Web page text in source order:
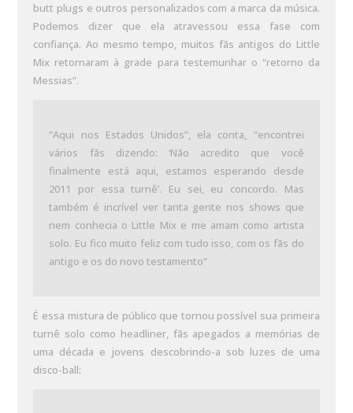
butt plugs e outros personalizados com a marca da música.
Podemos dizer que ela atravessou essa fase com
confiança. Ao mesmo tempo, muitos fãs antigos do Little
Mix retornaram à grade para testemunhar o “retorno da
Messias”.
“Aqui nos Estados Unidos”, ela conta, “encontrei
vários fãs dizendo: ‘Não acredito que você
finalmente está aqui, estamos esperando desde
2011 por essa turnê’. Eu sei, eu concordo. Mas
também é incrível ver tanta gente nos shows que
nem conhecia o Little Mix e me amam como artista
solo. Eu fico muito feliz com tudo isso, com os fãs do
antigo e os do novo testamento”
É essa mistura de público que tornou possível sua primeira
turnê solo como headliner, fãs apegados a memórias de
uma década e jovens descobrindo-a sob luzes de uma
disco-ball: